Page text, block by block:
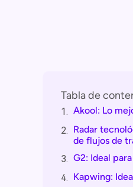
Tabla de
1. Akool: Lo
2. Radar
de flujos de
3. G2: Ideal
4. Kapwing: